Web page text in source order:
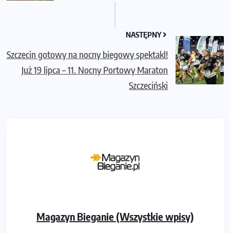
NASTĘPNY
Szczecin gotowy na nocny biegowy spektakl!
Już 19 lipca – 11. Nocny Portowy Maraton
Szczeciński
Magazyn Bieganie (Wszystkie wpisy)